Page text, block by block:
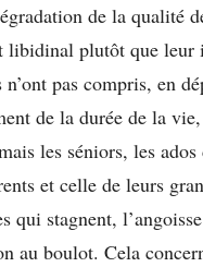
de la qualité
plutôt que leur
pas compris, en
de la durée de la
les séniors, les
et celle de leurs
qui stagnent,
au boulot. Cela